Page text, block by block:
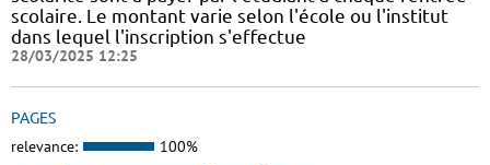
scolaire. Le montant varie selon l'école ou l'institut
dans lequel l'inscription s'effectue
28/03/2025 12:25
PAGES
relevance: 100%